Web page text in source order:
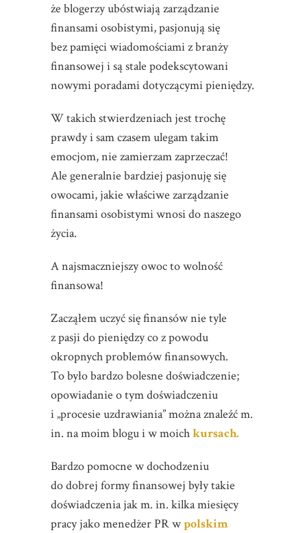
że blogerzy ubóstwiają zarządzanie
finansami osobistymi, pasjonują się
bez pamięci wiadomościami z branży
finansowej i są stale podekscytowani
nowymi poradami dotyczącymi pieniędzy.
W takich stwierdzeniach jest trochę
prawdy i sam czasem ulegam takim
emocjom, nie zamierzam zaprzeczać!
Ale generalnie bardziej pasjonuję się
owocami, jakie właściwe zarządzanie
finansami osobistymi wnosi do naszego
życia.
A najsmaczniejszy owoc to wolność
finansowa!
Zacząłem uczyć się finansów nie tyle
z pasji do pieniędzy co z powodu
okropnych problemów finansowych.
To było bardzo bolesne doświadczenie;
opowiadanie o tym doświadczeniu
i „procesie uzdrawiania” można znaleźć m.
in. na moim blogu i w moichkursach.
Bardzo pomocne w dochodzeniu
do dobrej formy finansowej były takie
doświadczenia jak m. in. kilka miesięcy
pracy jako menedżer PR wpolskim